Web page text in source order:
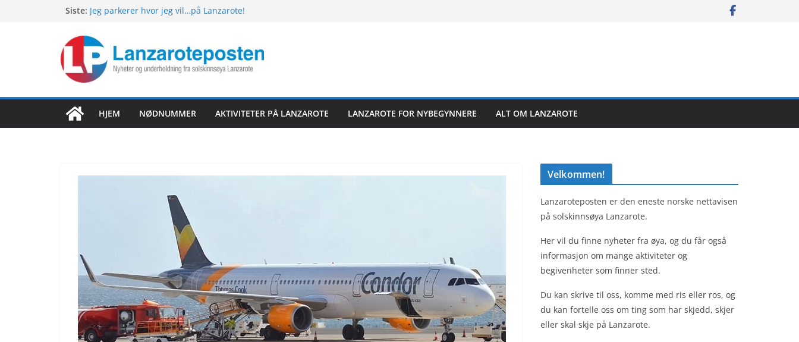
Siste: Jeg parkerer hvor jeg vil…på Lanzarote!
Nyheter fra Lanzarote! Onsdag 5.august 2026
Nyheter fra Lanzarote! Tirsdag 4.august 2026
Nyheter fra Lanzarote! Mandag 3.august 2026
HJEM NØDNUMMER AKTIVITETER PÅ LANZAROTE LANZAROTE FOR NYBEGYNNERE ALT OM LANZAROTE
Velkommen!
Lanzaroteposten er den eneste norske nettavisen
på solskinnsøya Lanzarote.
Her vil du finne nyheter fra øya, og du får også
informasjon om mange aktiviteter og
begivenheter som finner sted.
Du kan skrive til oss, komme med ris eller ros, og
du kan fortelle oss om ting som har skjedd, skjer
eller skal skje på Lanzarote.